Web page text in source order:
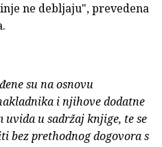
ne debljaju", prevedena
su na osnovu
i njihove dodatne
uvida u sadržaj knjige, te se
bez prethodnog dogovora s